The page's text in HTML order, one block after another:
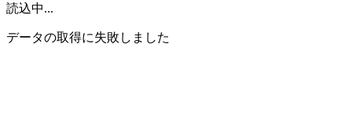
読込中...
データの取得に失敗しました